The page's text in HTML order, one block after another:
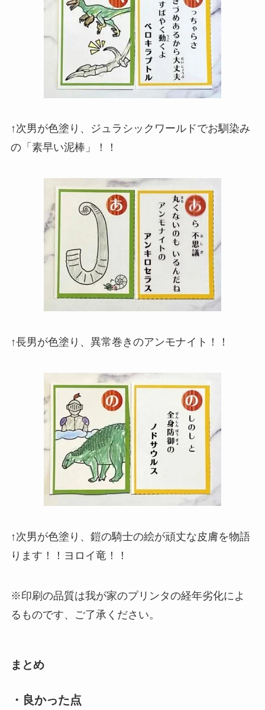
↑次男が色塗り、ジュラシックワールドでお馴染み
の「素早い泥棒」！！
↑長男が色塗り、異常巻きのアンモナイト！！
↑次男が色塗り、鎧の騎士の絵が頑丈な皮膚を物語
ります！！ヨロイ竜！！
※印刷の品質は我が家のプリンタの経年劣化によ
るものです、ご了承ください。
まとめ
・良かった点